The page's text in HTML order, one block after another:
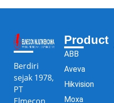
Berdiri
sejak 1978,
PT
Product
ABB
Aveva
Hikvision
Moxa